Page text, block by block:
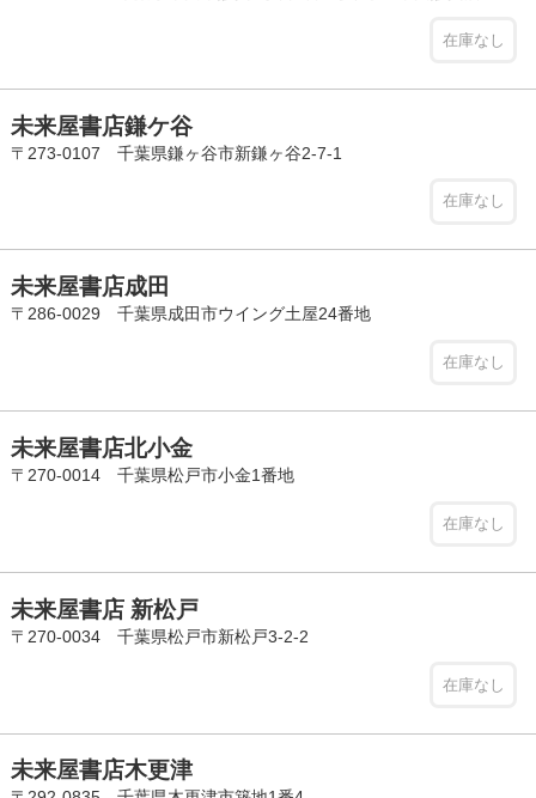
在庫なし
未来屋書店鎌ケ谷
〒273-0107 千葉県鎌ヶ谷市新鎌ヶ谷2-7-1
在庫なし
未来屋書店成田
〒286-0029 千葉県成田市ウイング土屋24番地
在庫なし
未来屋書店北小金
〒270-0014 千葉県松戸市小金1番地
在庫なし
未来屋書店 新松戸
〒270-0034 千葉県松戸市新松戸3-2-2
在庫なし
未来屋書店木更津